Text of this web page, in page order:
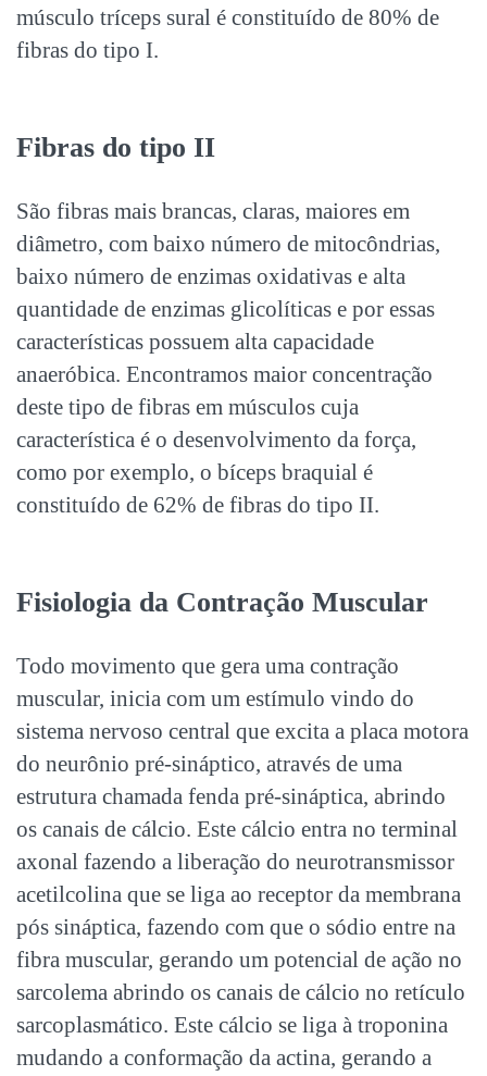
músculo tríceps sural é constituído de 80% de
fibras do tipo I.
Fibras do tipo II
São fibras mais brancas, claras, maiores em
diâmetro, com baixo número de mitocôndrias,
baixo número de enzimas oxidativas e alta
quantidade de enzimas glicolíticas e por essas
características possuem alta capacidade
anaeróbica. Encontramos maior concentração
deste tipo de fibras em músculos cuja
característica é o desenvolvimento da força,
como por exemplo, o bíceps braquial é
constituído de 62% de fibras do tipo II.
Fisiologia da Contração Muscular
Todo movimento que gera uma contração
muscular, inicia com um estímulo vindo do
sistema nervoso central que excita a placa motora
do neurônio pré-sináptico, através de uma
estrutura chamada fenda pré-sináptica, abrindo
os canais de cálcio. Este cálcio entra no terminal
axonal fazendo a liberação do neurotransmissor
acetilcolina que se liga ao receptor da membrana
pós sináptica, fazendo com que o sódio entre na
fibra muscular, gerando um potencial de ação no
sarcolema abrindo os canais de cálcio no retículo
sarcoplasmático. Este cálcio se liga à troponina
mudando a conformação da actina, gerando a